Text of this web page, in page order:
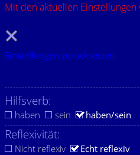
Mit den aktuellen
Einstellungen zurücksetzen.
Hilfsverb:
haben sein haben/sein
Reflexivität:
Nicht reflexiv
Echt reflexiv